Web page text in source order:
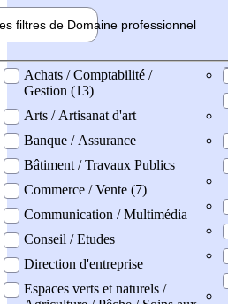
filtres de Domaine professionnel
professionel
Achats / Comptabilité /
Gestion (13)
Arts / Artisanat d'art
Banque / Assurance
Bâtiment / Travaux Publics
Commerce / Vente (7)
Communication / Multimédia
Conseil / Etudes
Direction d'entreprise
Espaces verts et naturels /